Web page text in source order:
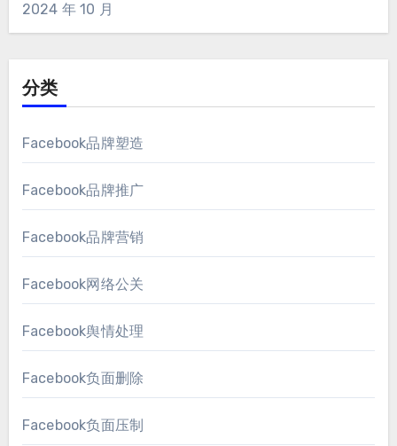
2024 年 10 月
分类
Facebook品牌塑造
Facebook品牌推广
Facebook品牌营销
Facebook网络公关
Facebook舆情处理
Facebook负面删除
Facebook负面压制